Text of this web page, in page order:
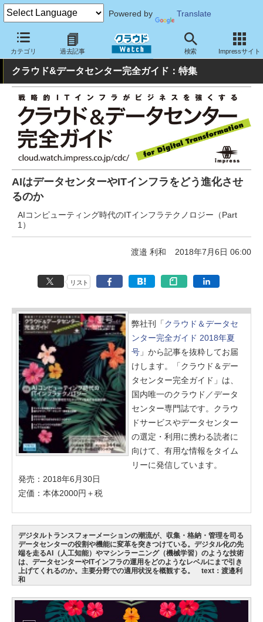
Powered by Translate
カテゴリ 過去記事 検索 Impressサイト
クラウド Watch ハード・インフラ データセンター
クラウド&データセンター完全ガイド：特集
AIはデータセンターやITインフラをどう進化させ
るのか
AIコンピューティング時代のITインフラテクノロジー（Part
1）
渡邉 利和 2018年7月6日 06:00
リスト
弊社刊「クラウド＆データセ
ンター完全ガイド 2018年夏
号 」から記事を抜粋してお届
けします。「クラウド＆デー
タセンター完全ガイド」は、
国内唯一のクラウド／データ
センター専門誌です。クラウ
ドサービスやデータセンター
の選定・利用に携わる読者に
向けて、有用な情報をタイム
リーに発信しています。
発売：2018年6月30日
定価：本体2000円＋税
デジタルトランスフォーメーションの潮流が、収集・格納・管理を司る
データセンターの役割や機能に変革を突きつけている。デジタル化の先
端を走るAI（人工知能）やマシンラーニング（機械学習）のような技術
は、データセンターやITインフラの運用をどのようなレベルにまで引き
上げてくれるのか。主要分野での適用状況を概観する。 text：渡邉利
和